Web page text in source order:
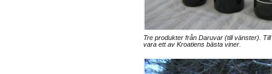
Tre produkter från Daruvar (till vänster).
vara ett av Kroatiens bästa viner.